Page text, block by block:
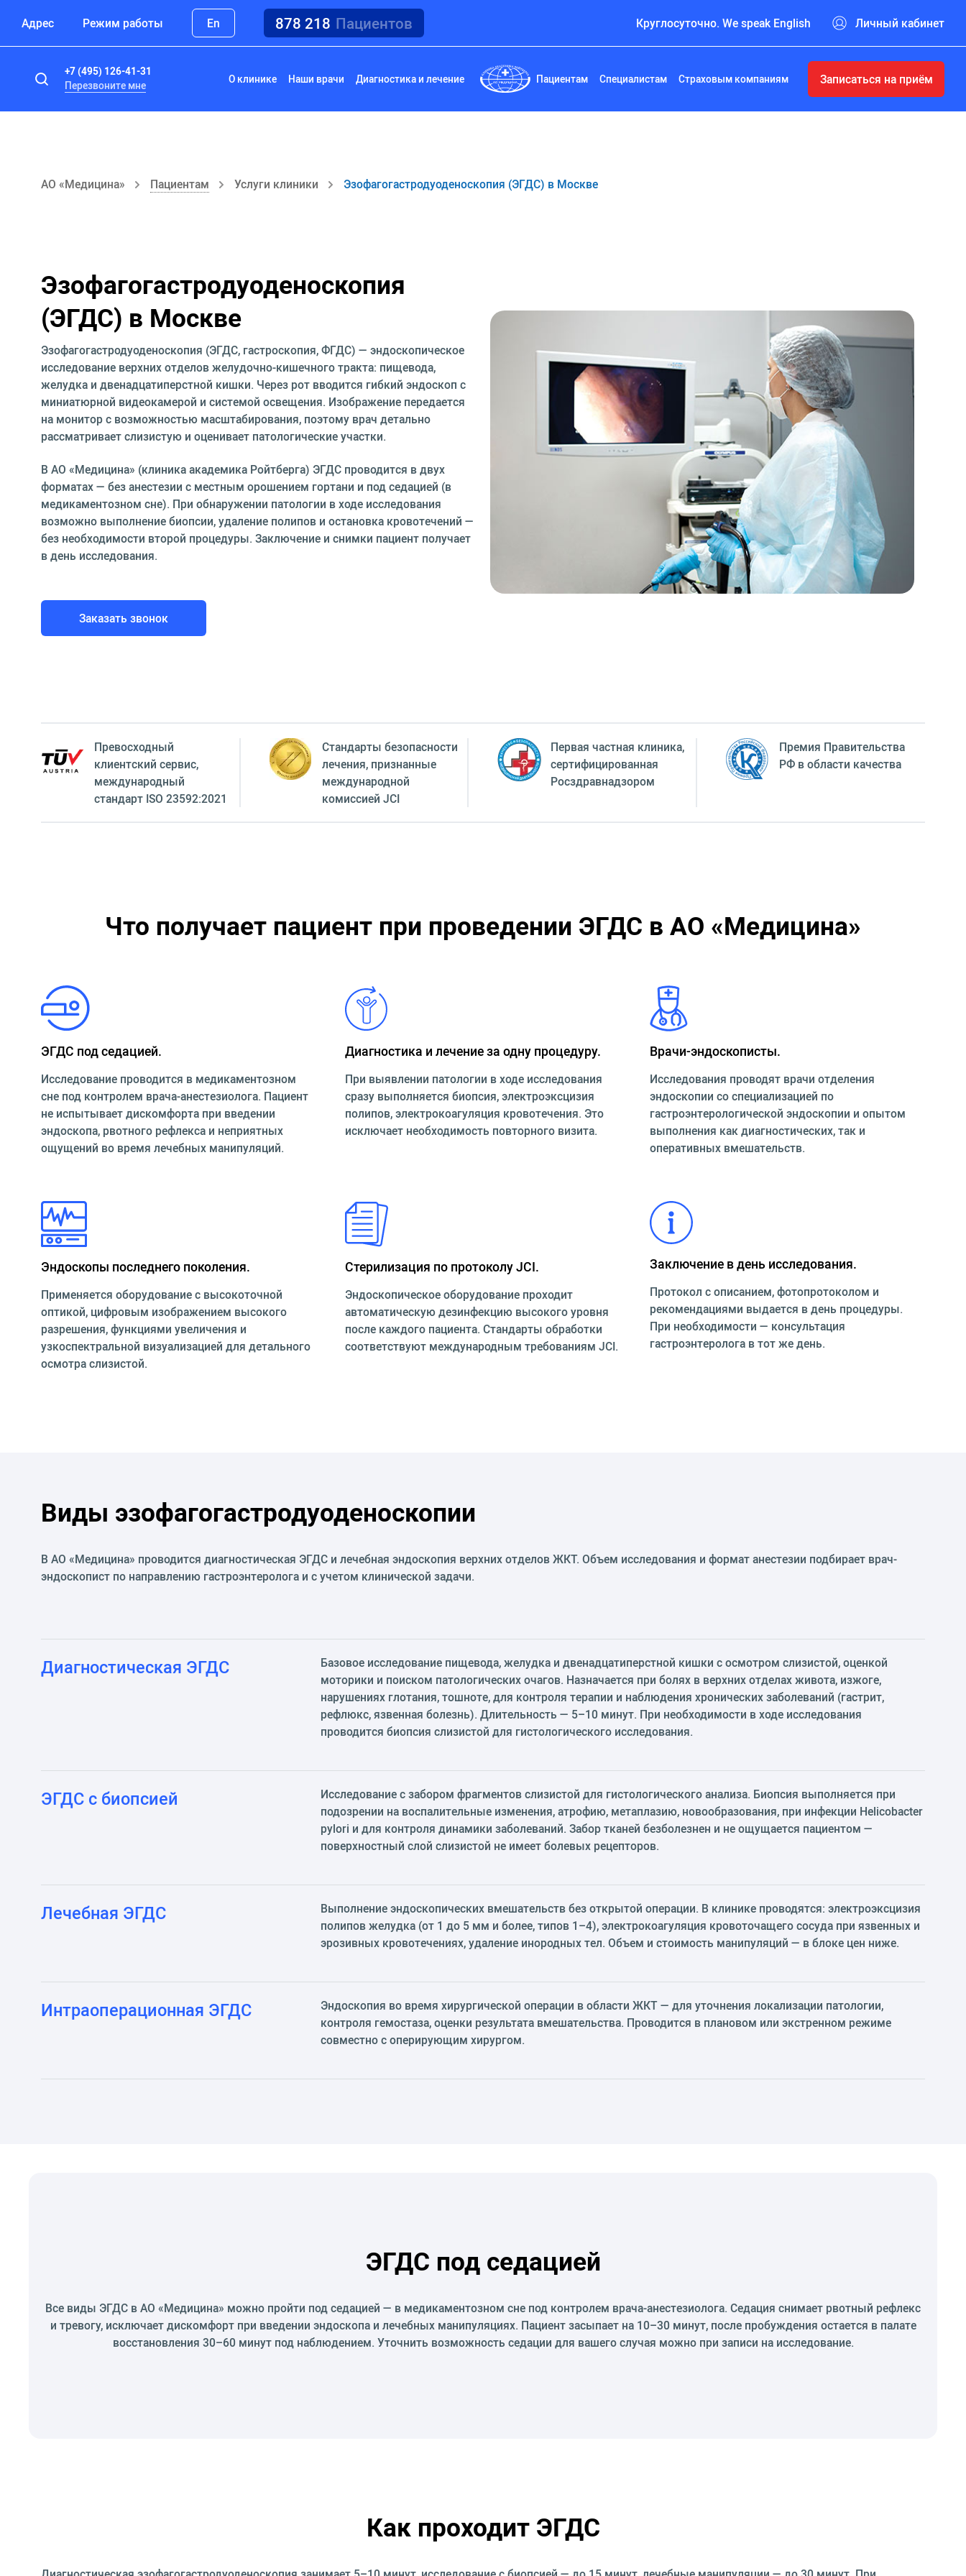
Адрес Режим работы En 878 218 Пациентов Круглосуточно. We speak English Личный кабинет
+7 (495) 126-41-31
Перезвоните мне
О клинике Наши врачи Диагностика и лечение Пациентам Специалистам Страховым компаниям Записаться на приём
АО «Медицина» Пациентам Услуги клиники Эзофагогастродуоденоскопия (ЭГДС) в Москве
Эзофагогастродуоденоскопия
(ЭГДС) в Москве
Эзофагогастродуоденоскопия (ЭГДС, гастроскопия, ФГДС) — эндоскопическое
исследование верхних отделов желудочно-кишечного тракта: пищевода,
желудка и двенадцатиперстной кишки. Через рот вводится гибкий эндоскоп с
миниатюрной видеокамерой и системой освещения. Изображение передается
на монитор с возможностью масштабирования, поэтому врач детально
рассматривает слизистую и оценивает патологические участки.
В АО «Медицина» (клиника академика Ройтберга) ЭГДС проводится в двух
форматах — без анестезии с местным орошением гортани и под седацией (в
медикаментозном сне). При обнаружении патологии в ходе исследования
возможно выполнение биопсии, удаление полипов и остановка кровотечений —
без необходимости второй процедуры. Заключение и снимки пациент получает
в день исследования.
Заказать звонок
Превосходный
клиентский сервиc,
международный
стандарт ISO 23592:2021
Стандарты безопасности
лечения, признанные
международной
комиссией JCI
Первая частная клиника,
сертифицированная
Росздравнадзором
Премия Правительства
РФ в области качества
Что получает пациент при проведении ЭГДС в АО «Медицина»
ЭГДС под седацией.
Исследование проводится в медикаментозном
сне под контролем врача-анестезиолога. Пациент
не испытывает дискомфорта при введении
эндоскопа, рвотного рефлекса и неприятных
ощущений во время лечебных манипуляций.
Диагностика и лечение за одну процедуру.
При выявлении патологии в ходе исследования
сразу выполняется биопсия, электроэксцизия
полипов, электрокоагуляция кровотечения. Это
исключает необходимость повторного визита.
Врачи-эндоскописты.
Исследования проводят врачи отделения
эндоскопии со специализацией по
гастроэнтерологической эндоскопии и опытом
выполнения как диагностических, так и
оперативных вмешательств.
Эндоскопы последнего поколения.
Применяется оборудование с высокоточной
оптикой, цифровым изображением высокого
разрешения, функциями увеличения и
узкоспектральной визуализацией для детального
осмотра слизистой.
Стерилизация по протоколу JCI.
Эндоскопическое оборудование проходит
автоматическую дезинфекцию высокого уровня
после каждого пациента. Стандарты обработки
соответствуют международным требованиям JCI.
Заключение в день исследования.
Протокол с описанием, фотопротоколом и
рекомендациями выдается в день процедуры.
При необходимости — консультация
гастроэнтеролога в тот же день.
Виды эзофагогастродуоденоскопии
В АО «Медицина» проводится диагностическая ЭГДС и лечебная эндоскопия верхних отделов ЖКТ. Объем исследования и формат анестезии подбирает врач-
эндоскопист по направлению гастроэнтеролога и с учетом клинической задачи.
Диагностическая ЭГДС
Базовое исследование пищевода, желудка и двенадцатиперстной кишки с осмотром слизистой, оценкой
моторики и поиском патологических очагов. Назначается при болях в верхних отделах живота, изжоге,
нарушениях глотания, тошноте, для контроля терапии и наблюдения хронических заболеваний (гастрит,
рефлюкс, язвенная болезнь). Длительность — 5–10 минут. При необходимости в ходе исследования
проводится биопсия слизистой для гистологического исследования.
ЭГДС с биопсией
Исследование с забором фрагментов слизистой для гистологического анализа. Биопсия выполняется при
подозрении на воспалительные изменения, атрофию, метаплазию, новообразования, при инфекции Helicobacter
pylori и для контроля динамики заболеваний. Забор тканей безболезнен и не ощущается пациентом —
поверхностный слой слизистой не имеет болевых рецепторов.
Лечебная ЭГДС
Выполнение эндоскопических вмешательств без открытой операции. В клинике проводятся: электроэксцизия
полипов желудка (от 1 до 5 мм и более, типов 1–4), электрокоагуляция кровоточащего сосуда при язвенных и
эрозивных кровотечениях, удаление инородных тел. Объем и стоимость манипуляций — в блоке цен ниже.
Интраоперационная ЭГДС
Эндоскопия во время хирургической операции в области ЖКТ — для уточнения локализации патологии,
контроля гемостаза, оценки результата вмешательства. Проводится в плановом или экстренном режиме
совместно с оперирующим хирургом.
ЭГДС под седацией
Все виды ЭГДС в АО «Медицина» можно пройти под седацией — в медикаментозном сне под контролем врача-анестезиолога. Седация снимает рвотный рефлекс
и тревогу, исключает дискомфорт при введении эндоскопа и лечебных манипуляциях. Пациент засыпает на 10–30 минут, после пробуждения остается в палате
восстановления 30–60 минут под наблюдением. Уточнить возможность седации для вашего случая можно при записи на исследование.
Как проходит ЭГДС